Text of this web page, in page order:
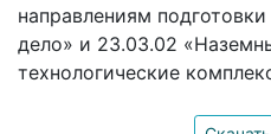
направлениям
дело» и 23.03.02
технологические